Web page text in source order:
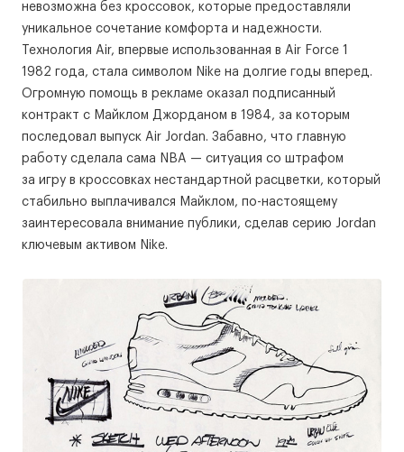
невозможна без кроссовок, которые предоставляли
уникальное сочетание комфорта и надежности.
Технология Air, впервые использованная в Air Force 1
1982 года, стала символом Nike на долгие годы вперед.
Огромную помощь в рекламе оказал подписанный
контракт с Майклом Джорданом в 1984, за которым
последовал выпуск Air Jordan. Забавно, что главную
работу сделала сама NBA — ситуация со штрафом
за игру в кроссовках нестандартной расцветки, который
стабильно выплачивался Майклом, по-настоящему
заинтересовала внимание публики, сделав серию Jordan
ключевым активом Nike.